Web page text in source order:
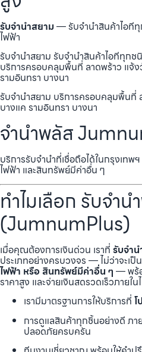
รับจำนำสยาม— รับจำนำสินค้าไอที
ไฟฟ้า
รับจำนำสยาม รับจำนำสินค้าไอทีทุกช
บริการครอบคลุมพื้นที่ ลาดพร้าว แจ้
รามอินทรา บางนา
รับจำนำสยาม บริการครอบคลุมพื้นที่
บางแค รามอินทรา บางนา
จำนำพลัส
บริการรับจำนำที่เชื่อถือได้ในกรุงเท
ไฟฟ้า และสินทรัพย์มีค่าอื่น ๆ
ทำไมเลือก รับจำน
(JumnumPlus)
เมื่อคุณต้องการเงินด่วน เราที่ รับจำ
ประเภทอย่างครบวงจร — ไม่ว่าจะเป็น
ไฟฟ้า หรือ สินทรัพย์มีค่าอื่น ๆ — พร้อ
ราคาสูง และจ่ายเงินสดรวดเร็วภายใ
เรามีมาตรฐานการให้บริการที่ โ
การดูแลสินค้าทุกชิ้นอย่างดี ภ
ปลอดภัยครบครัน